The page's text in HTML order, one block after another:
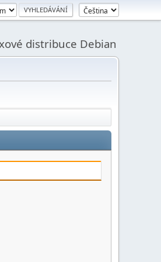
distribuce Debian